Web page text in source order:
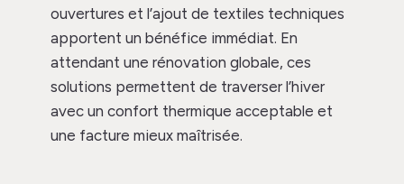
ouvertures et l’ajout de textiles techniques
apportent un bénéfice immédiat. En
attendant une rénovation globale, ces
solutions permettent de traverser l’hiver
avec un confort thermique acceptable et
une facture mieux maîtrisée.